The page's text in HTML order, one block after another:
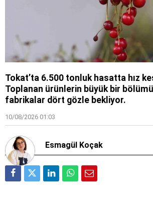
Tokat’ta 6.500 tonluk hasatta hız
Toplanan ürünlerin büyük bir
fabrikalar dört gözle bekliyor.
10/08/2026 01:03
Esmagül Koçak